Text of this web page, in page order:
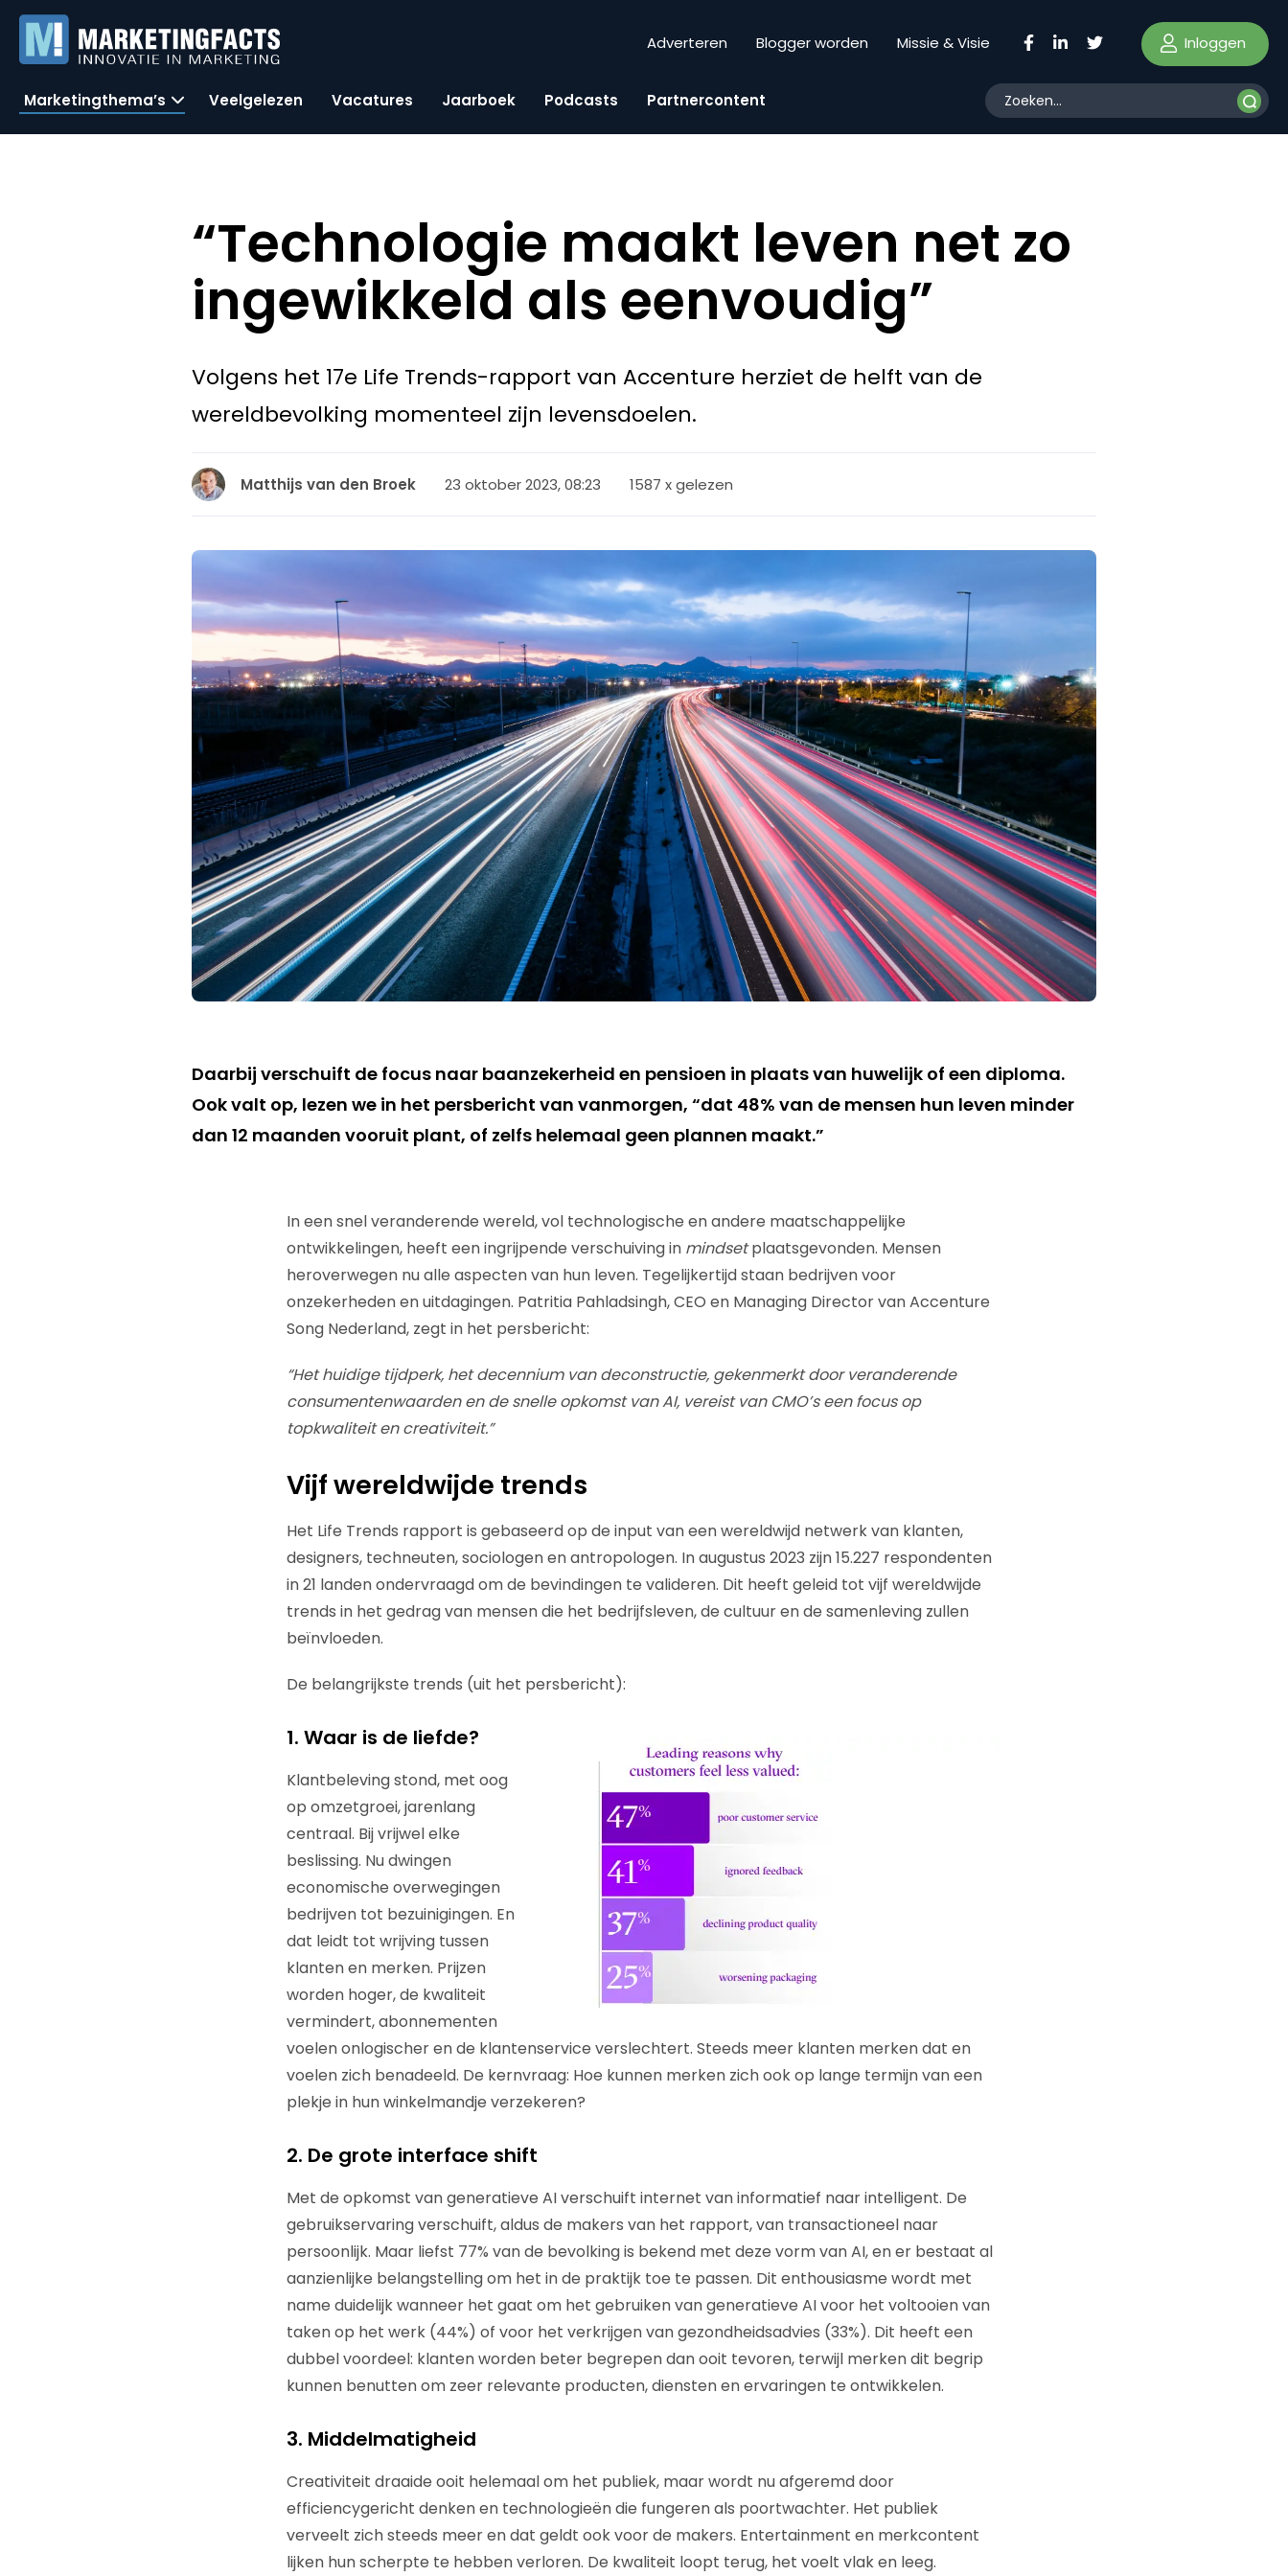
Adverteren Blogger worden Missie & Visie Inloggen
Marketingthema’s Veelgelezen Vacatures Jaarboek Podcasts Partnercontent
“Technologie maakt leven net zo
ingewikkeld als eenvoudig”
Volgens het 17e Life Trends-rapport van Accenture herziet de helft van de
wereldbevolking momenteel zijn levensdoelen.
Matthijs van den Broek 23 oktober 2023, 08:23 1587 x gelezen
Daarbij verschuift de focus naar baanzekerheid en pensioen in plaats van huwelijk of een diploma.
Ook valt op, lezen we in het persbericht van vanmorgen, “dat 48% van de mensen hun leven minder
dan 12 maanden vooruit plant, of zelfs helemaal geen plannen maakt.”
In een snel veranderende wereld, vol technologische en andere maatschappelijke
ontwikkelingen, heeft een ingrijpende verschuiving in mindsetplaatsgevonden. Mensen
heroverwegen nu alle aspecten van hun leven. Tegelijkertijd staan bedrijven voor
onzekerheden en uitdagingen. Patritia Pahladsingh, CEO en Managing Director van Accenture
Song Nederland, zegt in het persbericht:
“Het huidige tijdperk, het decennium van deconstructie, gekenmerkt door veranderende
consumentenwaarden en de snelle opkomst van AI, vereist van CMO’s een focus op
topkwaliteit en creativiteit.”
Vijf wereldwijde trends
Het Life Trends rapport is gebaseerd op de input van een wereldwijd netwerk van klanten,
designers, techneuten, sociologen en antropologen. In augustus 2023 zijn 15.227 respondenten
in 21 landen ondervraagd om de bevindingen te valideren. Dit heeft geleid tot vijf wereldwijde
trends in het gedrag van mensen die het bedrijfsleven, de cultuur en de samenleving zullen
beïnvloeden.
De belangrijkste trends (uit het persbericht):
1. Waar is de liefde?
Klantbeleving stond, met oog
op omzetgroei, jarenlang
centraal. Bij vrijwel elke
beslissing. Nu dwingen
economische overwegingen
bedrijven tot bezuinigingen. En
dat leidt tot wrijving tussen
klanten en merken. Prijzen
worden hoger, de kwaliteit
vermindert, abonnementen
voelen onlogischer en de klantenservice verslechtert. Steeds meer klanten merken dat en
voelen zich benadeeld. De kernvraag: Hoe kunnen merken zich ook op lange termijn van een
plekje in hun winkelmandje verzekeren?
2. De grote interface shift
Met de opkomst van generatieve AI verschuift internet van informatief naar intelligent. De
gebruikservaring verschuift, aldus de makers van het rapport, van transactioneel naar
persoonlijk. Maar liefst 77% van de bevolking is bekend met deze vorm van AI, en er bestaat al
aanzienlijke belangstelling om het in de praktijk toe te passen. Dit enthousiasme wordt met
name duidelijk wanneer het gaat om het gebruiken van generatieve AI voor het voltooien van
taken op het werk (44%) of voor het verkrijgen van gezondheidsadvies (33%). Dit heeft een
dubbel voordeel: klanten worden beter begrepen dan ooit tevoren, terwijl merken dit begrip
kunnen benutten om zeer relevante producten, diensten en ervaringen te ontwikkelen.
3. Middelmatigheid
Creativiteit draaide ooit helemaal om het publiek, maar wordt nu afgeremd door
efficiencygericht denken en technologieën die fungeren als poortwachter. Het publiek
verveelt zich steeds meer en dat geldt ook voor de makers. Entertainment en merkcontent
lijken hun scherpte te hebben verloren. De kwaliteit loopt terug, het voelt vlak en leeg.